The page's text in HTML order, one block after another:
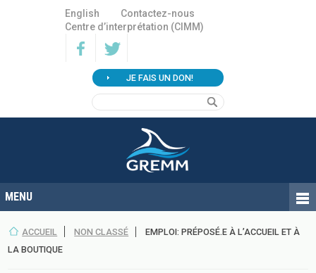
English
Contactez-nous
Centre d’interprétation (CIMM)
JE FAIS UN DON!
ACCUEIL NON CLASSÉ
EMPLOI: PRÉPOSÉ.E À L’ACCUEIL ET À
LA BOUTIQUE